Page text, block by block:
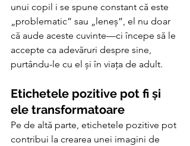
unui copil i se spune constant că este
„problematic” sau „leneș”, el nu doar
că aude aceste cuvinte—ci începe să le
accepte ca adevăruri despre sine,
purtându-le cu el și în viața de adult.
Etichetele pozitive pot fi și
ele transformatoare
Pe de altă parte, etichetele pozitive pot
contribui la crearea unei imagini de